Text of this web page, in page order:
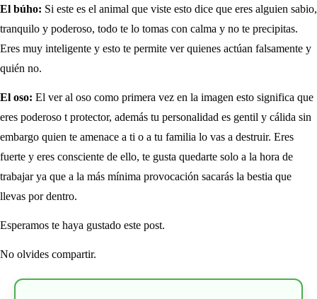
El búho: Si este es el animal que viste esto dice que eres alguien sabio,
tranquilo y poderoso, todo te lo tomas con calma y no te precipitas.
Eres muy inteligente y esto te permite ver quienes actúan falsamente y
quién no.
El oso: El ver al oso como primera vez en la imagen esto significa que
eres poderoso t protector, además tu personalidad es gentil y cálida sin
embargo quien te amenace a ti o a tu familia lo vas a destruir. Eres
fuerte y eres consciente de ello, te gusta quedarte solo a la hora de
trabajar ya que a la más mínima provocación sacarás la bestia que
llevas por dentro.
Esperamos te haya gustado este post.
No olvides compartir.